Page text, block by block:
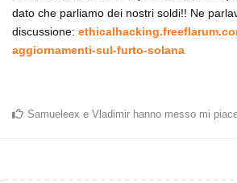
dato che parliamo dei nostri soldi!! Ne
discussione:
aggiornamenti-sul-furto-solana
Samueleex e Vladimir hanno messo mi